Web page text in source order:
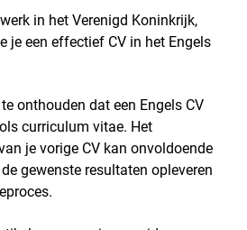
in het Verenigd Koninkrijk,
je een effectief CV in het Engels
onthouden dat een Engels CV
curriculum vitae. Het
je vorige CV kan onvoldoende
gewenste resultaten opleveren